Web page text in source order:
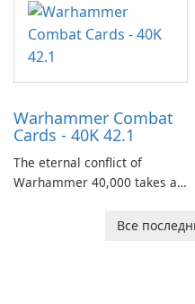
Warhammer Combat
Cards - 40K 42.1
The eternal conflict of
Warhammer 40,000 takes a
Combat Cards - 40K, a card
Все